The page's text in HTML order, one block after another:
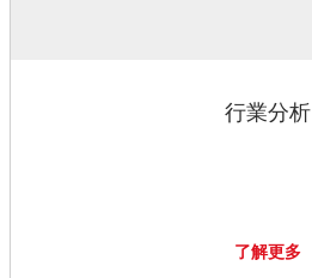
行業分析
了解更多